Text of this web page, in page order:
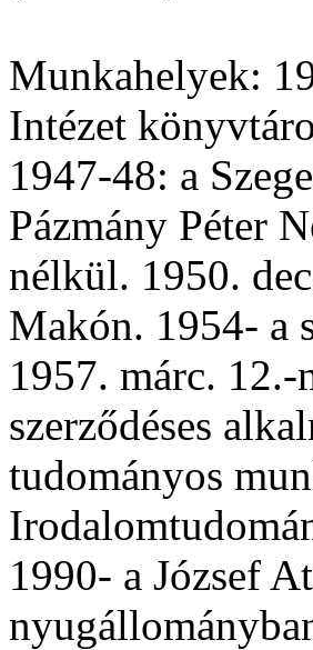
Munkahelyek:
Intézet
1947-48: a
Pázmány Péter
nélkül. 1950.
Makón. 1954- a
1957. márc.
szerződéses
tudományos
1990- a József